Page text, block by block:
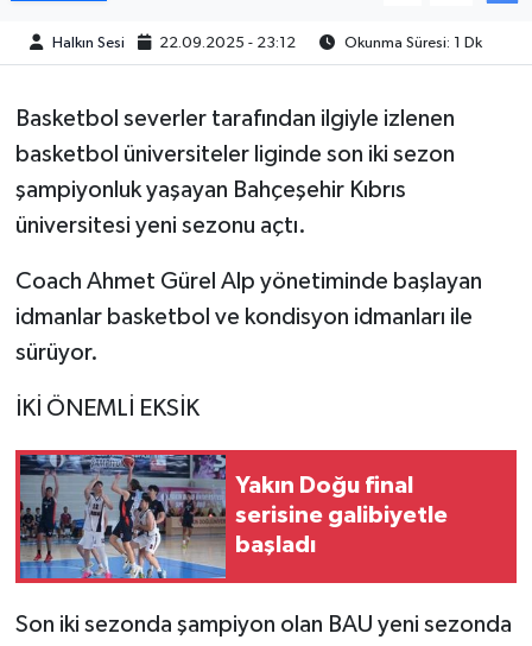
Halkın Sesi 22.09.2025 - 23:12 Okunma Süresi: 1 Dk
Basketbol severler tarafından ilgiyle izlenen
basketbol üniversiteler liginde son iki sezon
şampiyonluk yaşayan Bahçeşehir Kıbrıs
üniversitesi yeni sezonu açtı.
Coach Ahmet Gürel Alp yönetiminde başlayan
idmanlar basketbol ve kondisyon idmanları ile
sürüyor.
İKİ ÖNEMLİ EKSİK
Yakın Doğu final
serisine galibiyetle
başladı
Son iki sezonda şampiyon olan BAU yeni sezonda